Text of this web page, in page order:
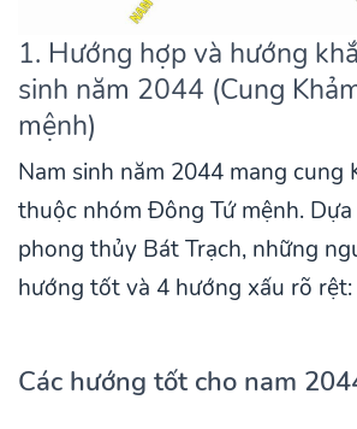
1. Hướng hợp và hướng
sinh năm 2044 (Cung
mệnh)
Nam sinh năm 2044 mang cung
thuộc nhóm Đông Tứ mệnh.
phong thủy Bát Trạch, những
hướng tốt và 4 hướng xấu rõ rệt:
Các hướng tốt cho nam